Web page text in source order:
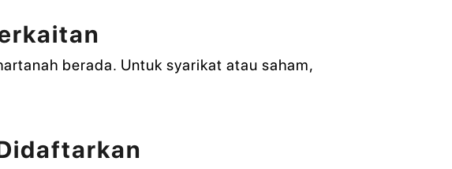
berada. Untuk syarikat atau saham,